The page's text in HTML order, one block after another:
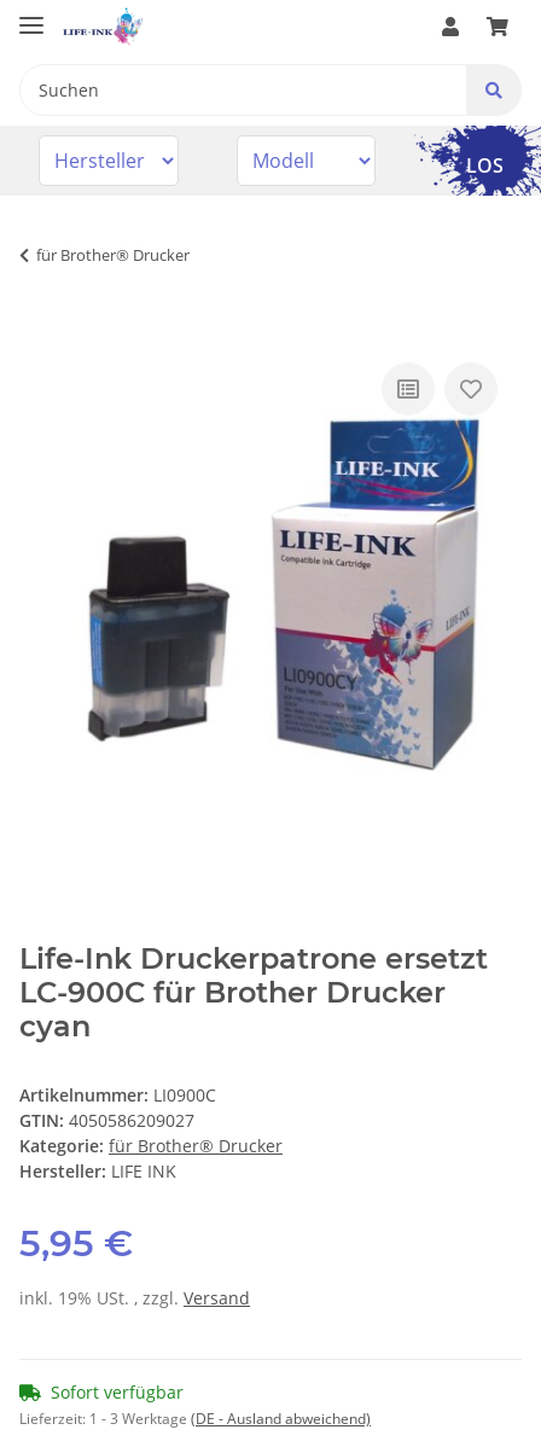
LOS
für Brother® Drucker
Life-Ink Druckerpatrone ersetzt
LC-900C für Brother Drucker
cyan
Artikelnummer: LI0900C
GTIN: 4050586209027
Kategorie: für Brother® Drucker
Hersteller: LIFE INK
5,95 €
inkl. 19% USt. , zzgl. Versand
Sofort verfügbar
Lieferzeit: 1 - 3 Werktage (DE - Ausland abweichend)